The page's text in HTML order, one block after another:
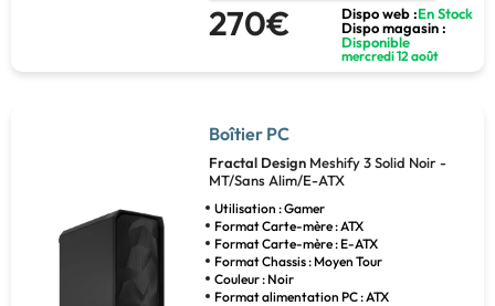
270€ Dispo web :En Stock
Dispo magasin :
Disponible
mercredi 12 août
Boîtier PC
Fractal Design Meshify 3 Solid Noir -
MT/Sans Alim/E-ATX
Utilisation : Gamer
Format Carte-mère : ATX
Format Carte-mère : E-ATX
Format Chassis : Moyen Tour
Couleur : Noir
Format alimentation PC : ATX